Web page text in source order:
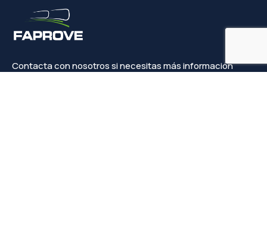
Contacta con nosotros si necesitas más información